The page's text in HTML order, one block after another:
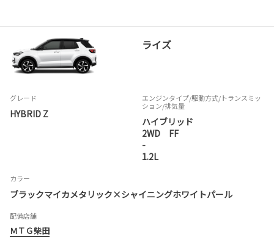
ライズ
グレード
HYBRID Z
エンジンタイプ/駆動方式/トランスミッ
ション/排気量
ハイブリッド
2WD FF
-
1.2L
カラー
ブラックマイカメタリック×シャイニングホワイトパール
配備店舗
ＭＴＧ柴田